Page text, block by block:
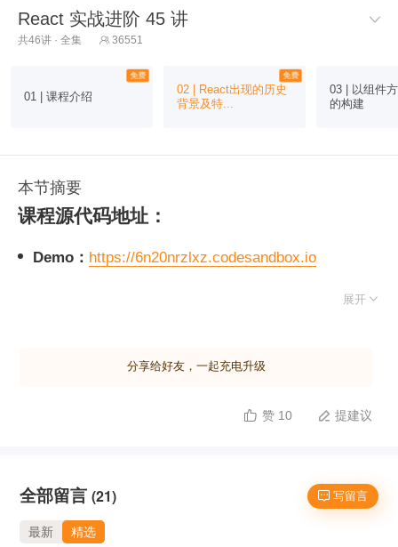
React 实战进阶 45 讲 
共46讲 · 全集  36551
免费
01 | 课程介绍
免费
02 | React出现的历史
背景及特...
03 | 以组件
的构建
本节摘要
课程源代码地址：
Demo： https://6n20nrzlxz.codesandbox.io
展开 
分享给好友，一起充电升级
 赞 10  提建议
 写留言
全部留言 (21)
最新 精选